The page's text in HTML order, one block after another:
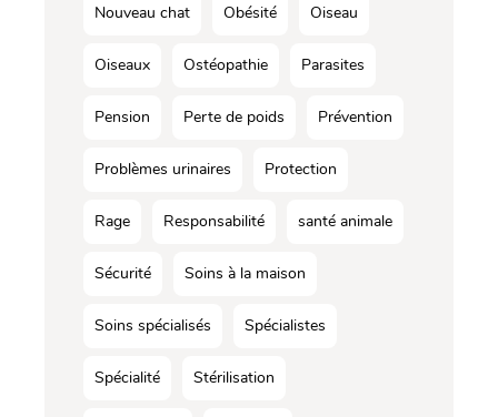
Nouveau chat Obésité Oiseau
Oiseaux Ostéopathie Parasites
Pension Perte de poids Prévention
Problèmes urinaires Protection
Rage Responsabilité santé animale
Sécurité Soins à la maison
Soins spécialisés Spécialistes
Spécialité Stérilisation